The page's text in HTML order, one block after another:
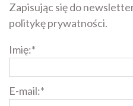
Zapisując się do
politykę prywatności.
Imię:*
E-mail:*